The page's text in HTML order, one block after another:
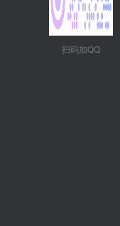
扫码加QQ